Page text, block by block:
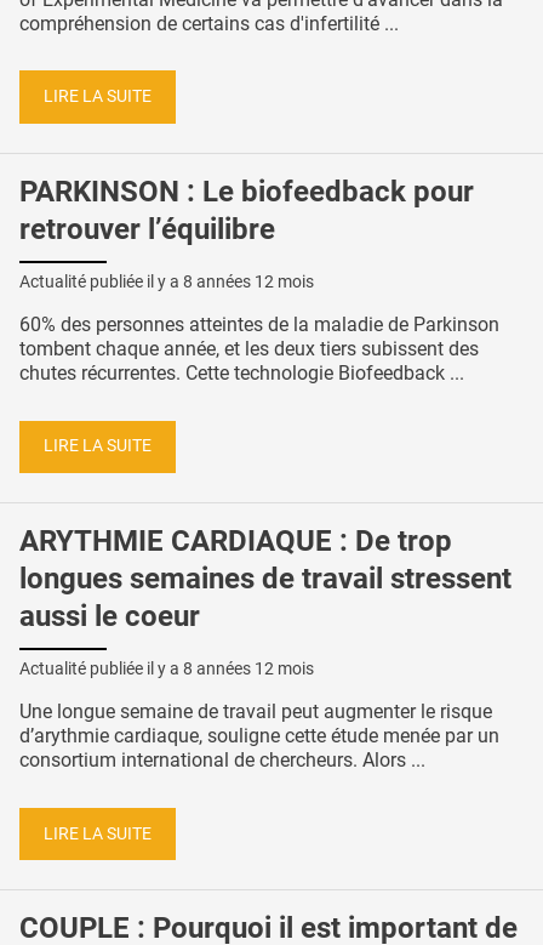
compréhension de certains cas d'infertilité ...
LIRE LA SUITE
PARKINSON : Le biofeedback pour
retrouver l’équilibre
Actualité publiée il y a 8 années 12 mois
60% des personnes atteintes de la maladie de Parkinson
tombent chaque année, et les deux tiers subissent des
chutes récurrentes. Cette technologie Biofeedback ...
LIRE LA SUITE
ARYTHMIE CARDIAQUE : De trop
longues semaines de travail stressent
aussi le coeur
Actualité publiée il y a 8 années 12 mois
Une longue semaine de travail peut augmenter le risque
d’arythmie cardiaque, souligne cette étude menée par un
consortium international de chercheurs. Alors ...
LIRE LA SUITE
COUPLE : Pourquoi il est important de